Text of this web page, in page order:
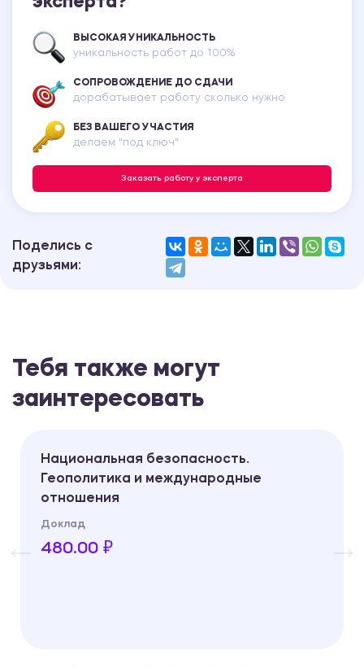
ВЫСОКАЯ УНИКАЛЬНОСТЬ
уникальность работ до 100%
СОПРОВОЖДЕНИЕ ДО СДАЧИ
дорабатывает работу сколько нужно
БЕЗ ВАШЕГО УЧАСТИЯ
делаем "под ключ"
Заказать работу у эксперта
Поделись с
друзьями:
Тебя также могут
заинтересовать
Национальная безопасность.
Геополитика и международные
отношения
Доклад
480.00 ₽